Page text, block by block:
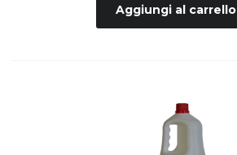
Aggiungi al carrello